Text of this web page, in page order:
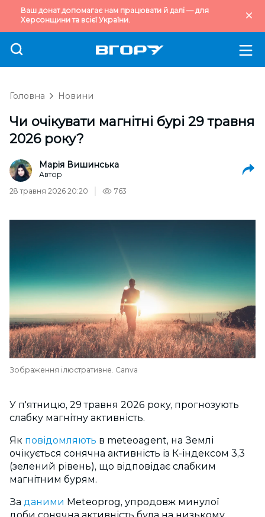
Ваш донат допомагає нам працювати й далі — для
Херсонщини та всієї України.
Головна Новини
Чи очікувати магнітні бурі 29 травня
2026 року?
Марія Вишинська
Автор
28 травня 2026 20:20
763
Зображення ілюстративне. Canva
У п'ятницю, 29 травня 2026 року, прогнозують
слабку магнітну активність.
Як повідомляють в meteoagent, на Землі
очікується сонячна активність із К-індексом 3,3
(зелений рівень), що відповідає слабким
магнітним бурям.
За даними Meteoprog, упродовж минулої